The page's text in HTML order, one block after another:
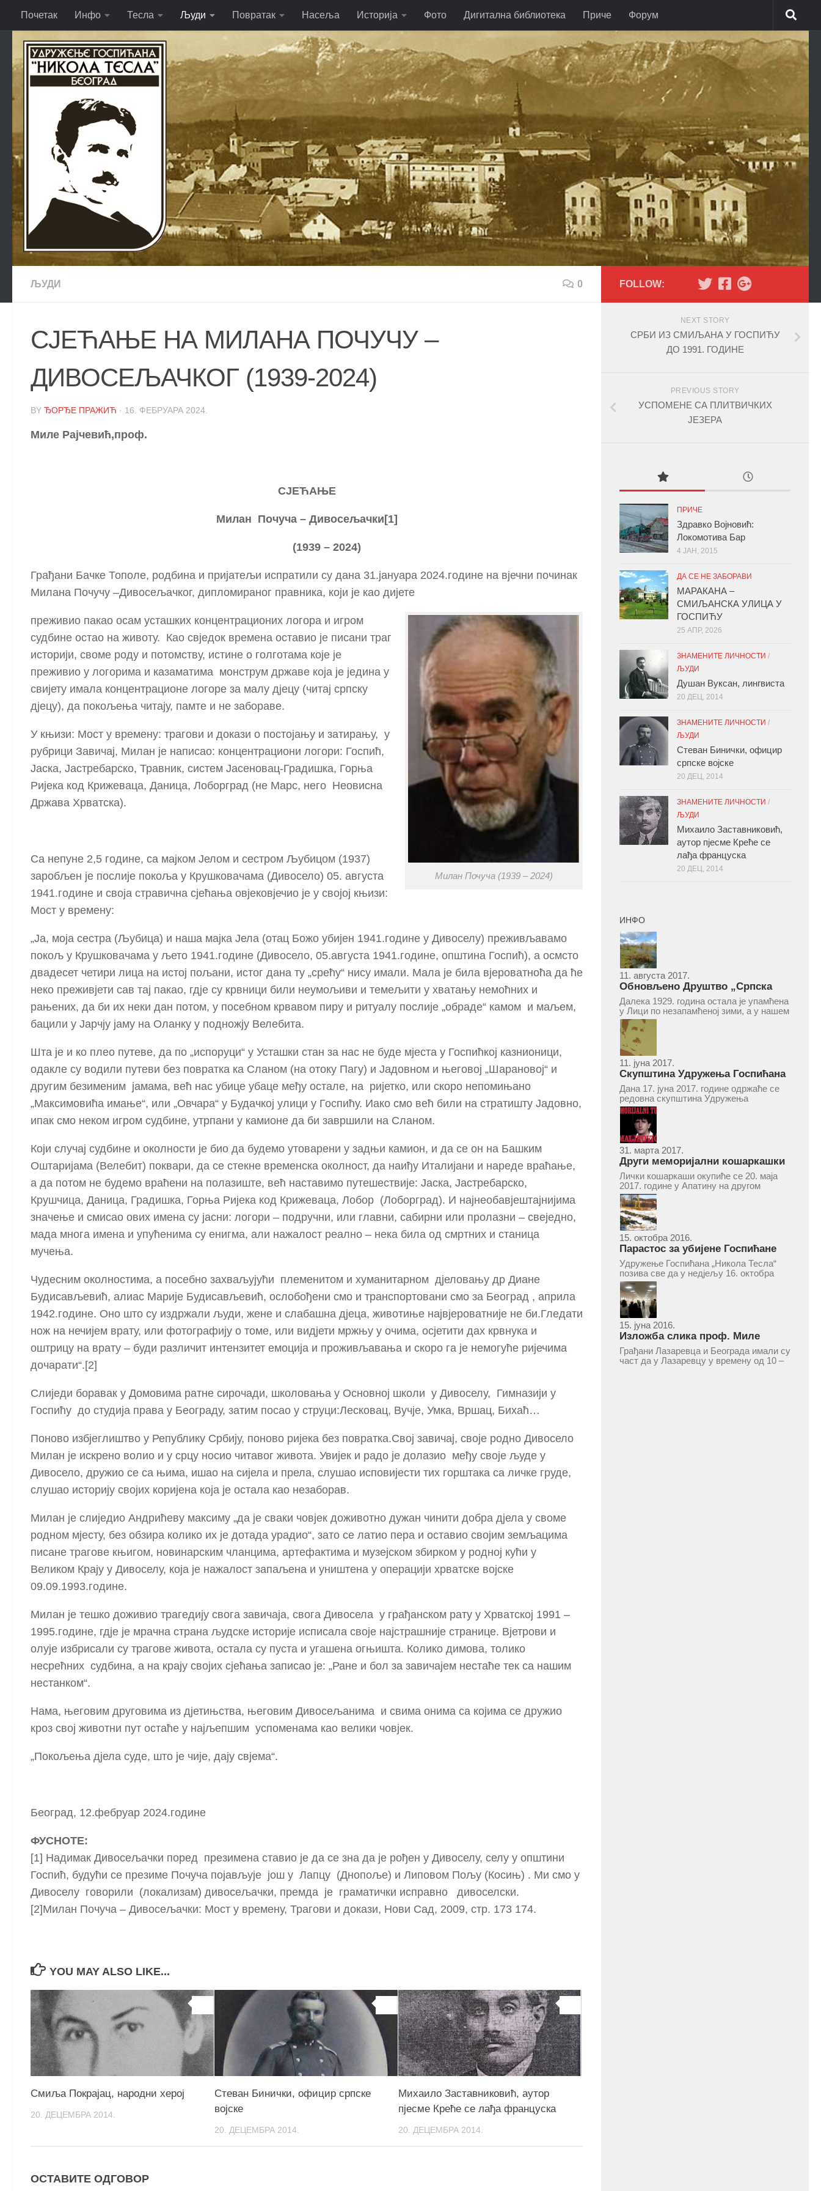
Skip to content
Почетак Инфо Тесла Људи Повратак Насеља Историја Фото Дигитална библиотека Приче Форум
ЉУДИ 0
СЈЕЋАЊЕ НА МИЛАНА ПОЧУЧУ –
ДИВОСЕЉАЧКОГ (1939-2024)
BY ЂОРЂЕ ПРАЖИЋ · 16. ФЕБРУАРА 2024.
Миле Рајчевић,проф.
СЈЕЋАЊЕ
Милан Почуча – Дивосељачки[1]
(1939 – 2024)
Грађани Бачке Топoле, родбина и пријатељи испратили су дана 31.јануара 2024.године на вјечни починак
Милана Почучу –Дивосељачког, дипломираног правника, који је као дијете
Милан Почуча (1939 – 2024)
преживио пакао осам усташких концентрационих логора и игром
судбине остао на животу. Као свједок времена оставио је писани траг
историји, своме роду и потомству, истине о голготама које је
преживио у логорима и казаматима монструм државе која је једина у
свијету имала концентрационе логоре за малу дјецу (читај српску
дјецу), да покољења читају, памте и не забораве.
У књизи: Мост у времену: трагови и докази о постојању и затирању, у
рубрици Завичај, Милан је написао: концентрациони логори: Госпић,
Јаска, Јастребарско, Травник, систем Јасеновац-Градишка, Горња
Ријека код Крижеваца, Даница, Лоборград (не Марс, него Неовисна
Држава Хрватска).
Са непуне 2,5 године, са мајком Јелом и сестром Љубицом (1937)
заробљен је послије покоља у Крушковачама (Дивосело) 05. августа
1941.године и своја стравична сјећања овјековјечио је у својој књизи:
Мост у времену:
„Ја, моја сестра (Љубица) и наша мајка Јела (отац Божо убијен 1941.године у Дивоселу) преживљавамо
покољ у Крушковачама у љето 1941.године (Дивосело, 05.августа 1941.године, општина Госпић), а осмсто
двадесет четири лица на истој пољани, истог дана ту „срећу“ нису имали. Мала је била вјероватноћа да ће
неко преживјети сав тај пакао, гдје су крвници били неумољиви и темељити у хватању немоћних и
рањених, да би их неки дан потом, у посебном крвавом пиру и ритуалу послије „обраде“ камом и маљем,
бацили у Јарчју јаму на Оланку у подножју Велебита.
Шта је и ко плео путеве, да по „испоруци“ у Усташки стан за нас не буде мјеста у Госпићкој казнионици,
одакле су водили путеви без повратка ка Сланом (на отоку Пагу) и Јадовном и његовој „Шарановој“ и
другим безименим јамама, већ нас убице убаце међу остале, на ријетко, или скоро непомињано
„Максимовића имање“, или „Овчара“ у Будачкој улици у Госпићу. Иако смо већ били на стратишту Јадовно,
ипак смо неком игром судбине, утрпани у камионе да би завршили на Сланом.
Који случај судбине и околности је био да будемо утоварени у задњи камион, и да се он на Башким
Оштаријама (Велебит) поквари, да се стекне временска околност, да наиђу Италијани и нареде враћање,
а да потом не будемо враћени на полазиште, већ наставимо путешествије: Јаска, Јастребарско,
Крушчица, Даница, Градишка, Горња Ријека код Крижеваца, Лобор (Лоборград). И најнеобавјештајнијима
значење и смисао ових имена су јасни: логори – подручни, или главни, сабирни или пролазни – свеједно,
мада многа имена и упућенима су енигма, али нажалост реално – нека била од смртних и станица
мучења.
Чудесним околностима, а посебно захваљујући племенитом и хуманитарном дјеловању др Диане
Будисављевић, алиас Марије Будисављевић, ослобођени смо и транспортовани смо за Београд , априла
1942.године. Оно што су издржали људи, жене и слабашна дјеца, животиње највјероватније не би.Гледати
нож на нечијем врату, или фотографију о томе, или видјети мржњу у очима, осјетити дах крвнука и
оштрицу на врату – буди различит интензитет емоција и проживљавања и скоро га је немогуће ријечима
дочарати“.[2]
Слиједи боравак у Домовима ратне сирочади, школовања у Основној школи у Дивоселу, Гимназији у
Госпићу до студија права у Београду, затим посао у струци:Лесковац, Вучје, Умка, Вршац, Бихаћ…
Поново избјеглиштво у Републику Србију, поново ријека без повратка.Свој завичај, своје родно Дивосело
Милан је искрено волио и у срцу носио читавог живота. Увијек и радо је долазио међу своје људе у
Дивосело, дружио се са њима, ишао на сијела и прела, слушао исповијести тих горштака са личке груде,
слушао историју својих коријена која је остала као незаборав.
Милан је слиједио Андрићеву максиму „да је сваки човјек доживотно дужан чинити добра дјела у своме
родном мјесту, без обзира колико их је дотада урадио“, зато се латио пера и оставио својим земљацима
писане трагове књигом, новинарским чланцима, артефактима и музејском збирком у родној кући у
Великом Крају у Дивоселу, која је нажалост запаљена и уништена у операцији хрватске војске
09.09.1993.године.
Милан је тешко доживио трагедију свога завичаја, свога Дивосела у грађанском рату у Хрватској 1991 –
1995.године, гдје је мрачна страна људске историје исписала своје најстрашније странице. Вјетрови и
олује избрисали су трагове живота, остала су пуста и угашена огњишта. Колико димова, толико
несрећних судбина, а на крају својих сјећања записао је: „Ране и бол за завичајем нестаће тек са нашим
нестанком“.
Нама, његовим друговима из дјетињства, његовим Дивосељанима и свима онима са којима се дружио
кроз свој животни пут остаће у најљепшим успоменама као велики човјек.
„Покољења дјела суде, што је чије, дају свјема“.
Београд, 12.фебруар 2024.године
ФУСНОТЕ:
[1] Надимак Дивосељачки поред презимена ставио је да се зна да је рођен у Дивоселу, селу у општини
Госпић, будући се презиме Почуча појављује још у Лапцу (Днопоље) и Липовом Пољу (Косињ) . Ми смо у
Дивоселу говорили (локализам) дивосељачки, премда је граматички исправно дивоселски.
[2]Милан Почуча – Дивосељачки: Мост у времену, Трагови и докази, Нови Сад, 2009, стр. 173 174.
YOU MAY ALSO LIKE...
Смиља Покрајац, народни херој
20. ДЕЦЕМБРА 2014.
Стеван Бинички, официр српске
војске
20. ДЕЦЕМБРА 2014.
Михаило Заставниковић, аутор
пјесме Креће се лађа француска
20. ДЕЦЕМБРА 2014.
ОСТАВИТЕ ОДГОВОР
FOLLOW:
NEXT STORY
СРБИ ИЗ СМИЉАНА У ГОСПИЋУ
ДО 1991. ГОДИНЕ
PREVIOUS STORY
УСПОМЕНЕ СА ПЛИТВИЧКИХ
ЈЕЗЕРА
ПРИЧЕ
Здравко Војновић:
Локомотива Бар
4 ЈАН, 2015
ДА СЕ НЕ ЗАБОРАВИ
МАРАКАНА –
СМИЉАНСКА УЛИЦА У
ГОСПИЋУ
25 АПР, 2026
ЗНАМЕНИТЕ ЛИЧНОСТИ /
ЉУДИ
Душан Вуксан, лингвиста
20 ДЕЦ, 2014
ЗНАМЕНИТЕ ЛИЧНОСТИ /
ЉУДИ
Стеван Бинички, официр
српске војске
20 ДЕЦ, 2014
ЗНАМЕНИТЕ ЛИЧНОСТИ /
ЉУДИ
Михаило Заставниковић,
аутор пјесме Креће се
лађа француска
20 ДЕЦ, 2014
ИНФО
11. августа 2017.
Обновљено Друштво „Српска
народна читаоница и књижница“
у Врепцу
Далека 1929. година остала је упамћена
у Лици по незапамћеној зими, а у нашем
Врепцу и по оснивању Друштва „Српска
народна читаоница и књижница у
Врепцу“. Потакнути потребом за
културним и духовним уздизањем
група...
11. јуна 2017.
Скупштина Удружења Госпићана
„Никола Тесла“ у суботу 17. јуна
2017.
Дана 17. јуна 2017. године одржаће се
редовна скупштина Удружења
Госпићана „Никола Тесла“ Београд.
Скупштина ће се одржати у простору
ресторана „Тесла“, Савски трг бр. 9
Београд, у 11 часова. За Скупштину је
предложен...
31. марта 2017.
Други меморијални кошаркашки
турнир „Милан Маљковић
Маљак“ у Апатину 20. маја 2017.
Лички кошаркаши окупиће се 20. маја
2017. године у Апатину на другом
меморијалном кошаркашком турниру
„Милан Маљковић Маљак“. Као и
прошле године, учествоваће екипе
Госпића, Личког Осика, Плашког, као и
комбинована екипа кошаркаша из...
15. октобра 2016.
Парастос за убијене Госпићане
Удружење Госпићана „Никола Тесла“
позива све да у недјељу 16. октобра
2016, с почетком у 10.30 часова дођу
у цркву Светог оца Николаја у Борчи
(Улица Вука Караџића 1), гдје ће бити
служен парастос за...
15. јуна 2016.
Изложба слика проф. Миле
Рајшића у Лазаревцу
Грађани Лазаревца и Београда имали су
част да у Лазаревцу у времену од 10 –